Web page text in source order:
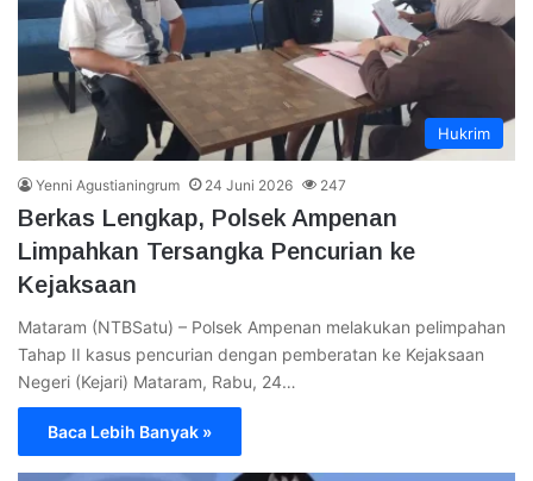
Hukrim
Yenni Agustianingrum 24 Juni 2026 247
Berkas Lengkap, Polsek Ampenan
Limpahkan Tersangka Pencurian ke
Kejaksaan
Mataram (NTBSatu) – Polsek Ampenan melakukan pelimpahan
Tahap II kasus pencurian dengan pemberatan ke Kejaksaan
Negeri (Kejari) Mataram, Rabu, 24…
Baca Lebih Banyak »